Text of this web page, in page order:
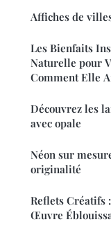
Affiches de
Les Bienfaits
Naturelle pour
Comment Elle
Découvrez les
avec opale
Néon sur
originalité
Reflets Créatifs
Œuvre